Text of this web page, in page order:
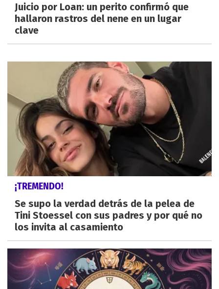
Juicio por Loan: un perito confirmó que
hallaron rastros del nene en un lugar
clave
¡TREMENDO!
Se supo la verdad detrás de la pelea de
Tini Stoessel con sus padres y por qué no
los invita al casamiento